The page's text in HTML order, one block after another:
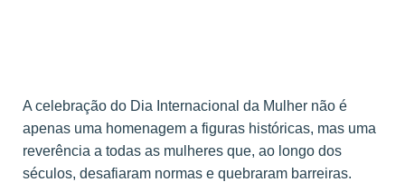
A celebração do Dia Internacional da Mulher não é
apenas uma homenagem a figuras históricas, mas uma
reverência a todas as mulheres que, ao longo dos
séculos, desafiaram normas e quebraram barreiras.